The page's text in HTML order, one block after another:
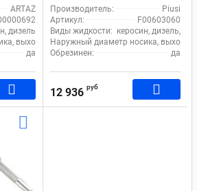
ARTAZ
дизель
выходное отверстие (излив), мм: 20
да
Производитель:
Piusi
Артикул:
F00603060
Виды жидкости: керосин, дизель,
Наружный диаметр носика,
Обрезинен:
да
12 936 руб